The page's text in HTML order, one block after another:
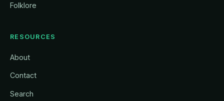
Folklore
RESOURCES
About
Contact
Search